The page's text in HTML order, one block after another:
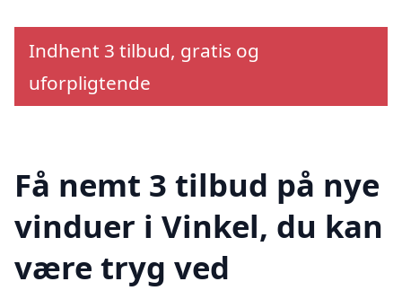
Indhent 3 tilbud, gratis og
uforpligtende
Få nemt 3 tilbud på nye
vinduer i Vinkel, du kan
være tryg ved